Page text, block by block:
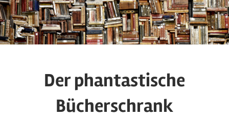
Zum
Inhalt
springen
Der phantastische
Bücherschrank